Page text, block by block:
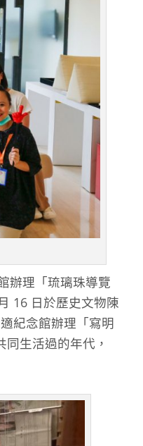
辦理「琉璃珠導覽
16 日於歷史文物陳
紀念館辦理「寫明
生活過的年代，